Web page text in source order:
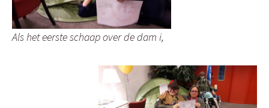
Als het eerste schaap over de dam i,